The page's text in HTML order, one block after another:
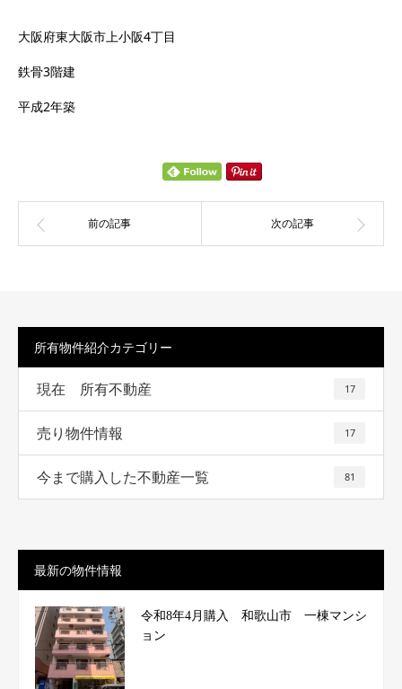
大阪府東大阪市上小阪4丁目
鉄骨3階建
平成2年築
所有物件紹介カテゴリー
現在 所有不動産 17
売り物件情報 17
今まで購入した不動産一覧 81
最新の物件情報
令和8年4月購入 和歌山市 一棟マンシ
ョン